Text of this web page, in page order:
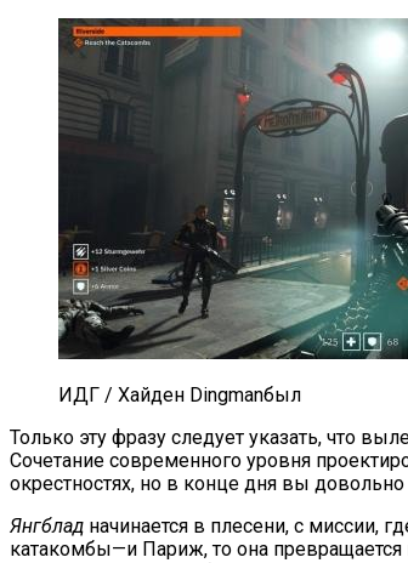
ИДГ / Хайден Dingmanбыл
Только эту фразу следует указать, что
Сочетание современного уровня
окрестностях, но в конце дня вы
Янгблад начинается в плесени, с миссии,
катакомбы—и Париж, то она